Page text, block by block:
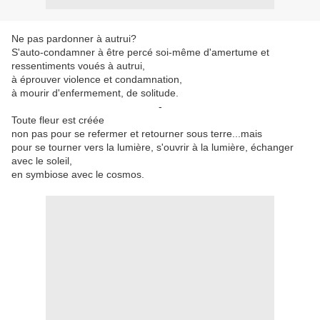
Ne pas pardonner à autrui?
S'auto-condamner à être percé soi-même d'amertume et
ressentiments voués à autrui,
à éprouver violence et condamnation,
à mourir d'enfermement, de solitude.
-
Toute fleur est créée
non pas pour se refermer et retourner sous terre...mais
pour se tourner vers la lumière, s'ouvrir à la lumière, échanger
avec le soleil,
en symbiose avec le cosmos.